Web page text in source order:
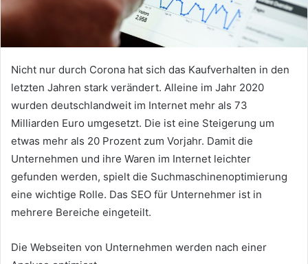
Nicht nur durch Corona hat sich das Kaufverhalten in den
letzten Jahren stark verändert. Alleine im Jahr 2020
wurden deutschlandweit im Internet mehr als 73
Milliarden Euro umgesetzt. Die ist eine Steigerung um
etwas mehr als 20 Prozent zum Vorjahr. Damit die
Unternehmen und ihre Waren im Internet leichter
gefunden werden, spielt die Suchmaschinenoptimierung
eine wichtige Rolle. Das SEO für Unternehmer ist in
mehrere Bereiche eingeteilt.
Die Webseiten von Unternehmen werden nach einer